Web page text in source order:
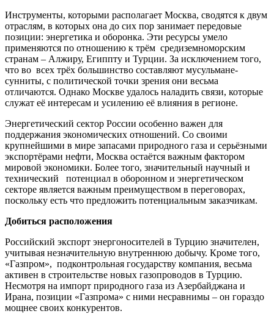
Инструменты, которыми располагает Москва, сводятся к двум
отраслям, в которых она до сих пор занимает передовые
позиции: энергетика и оборонка. Эти ресурсы умело
применяются по отношению к трём средиземноморским
странам – Алжиру, Египпту и Турции. За исключением того,
что во всех трёх большинство составляют мусульмане-
сунниты, с политической точки зрения они весьма
отличаются. Однако Москве удалось наладить связи, которые
служат её интересам и усилению её влияния в регионе.
Энергетический сектор России особенно важен для
поддержания экономических отношений. Со своими
крупнейшими в мире запасами природного газа и серьёзными
экспортёрами нефти, Москва остаётся важным фактором
мировой экономики. Более того, значительный научный и
технический потенциал в оборонном и энергетическом
секторе является важным преимуществом в переговорах,
поскольку есть что предложить потенциальным заказчикам.
Добиться расположения
Российский экспорт энергоносителей в Турцию значителен,
учитывая незначительную внутреннюю добычу. Кроме того,
«Газпром», подконтрольная государству компания, весьма
активен в строительстве новых газопроводов в Турцию.
Несмотря на импорт природного газа из Азербайджана и
Ирана, позиции «Газпрома» с ними несравнимы – он гораздо
мощнее своих конкурентов.